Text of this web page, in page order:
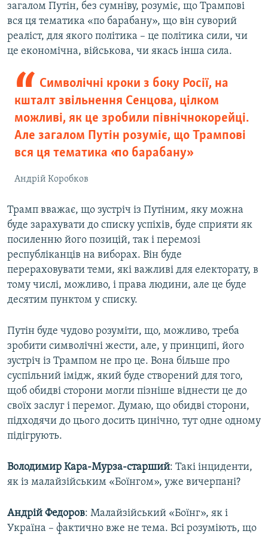
загалом Путін, без сумніву, розуміє, що Трампові
вся ця тематика «по барабану», що він суворий
реаліст, для якого політика – це політика сили, чи
це економічна, військова, чи якась інша сила.
Символічні кроки з боку Росії, на
кшталт звільнення Сенцова, цілком
можливі, як це зробили північнокорейці.
Але загалом Путін розуміє, що Трампові
вся ця тематика «по барабану»
Андрій Коробков
Трамп вважає, що зустріч із Путіним, яку можна
буде зарахувати до списку успіхів, буде сприяти як
посиленню його позицій, так і перемозі
республіканців на виборах. Він буде
перераховувати теми, які важливі для електорату, в
тому числі, можливо, і права людини, але це буде
десятим пунктом у списку.
Путін буде чудово розуміти, що, можливо, треба
зробити символічні жести, але, у принципі, його
зустріч із Трампом не про це. Вона більше про
суспільний імідж, який буде створений для того,
щоб обидві сторони могли пізніше віднести це до
своїх заслуг і перемог. Думаю, що обидві сторони,
підходячи до цього досить цинічно, тут одне одному
підігрують.
Володимир Кара-Мурза-старший: Такі інциденти,
як із малайзійським «Боїнгом», уже вичерпані?
Андрій Федоров: Малайзійський «Боїнг», як і
Україна – фактично вже не тема. Всі розуміють, що